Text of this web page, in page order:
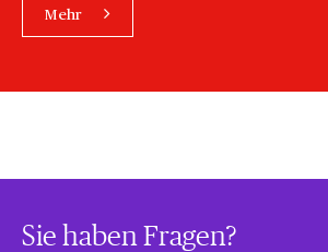
Mehr
Sie haben Fragen?